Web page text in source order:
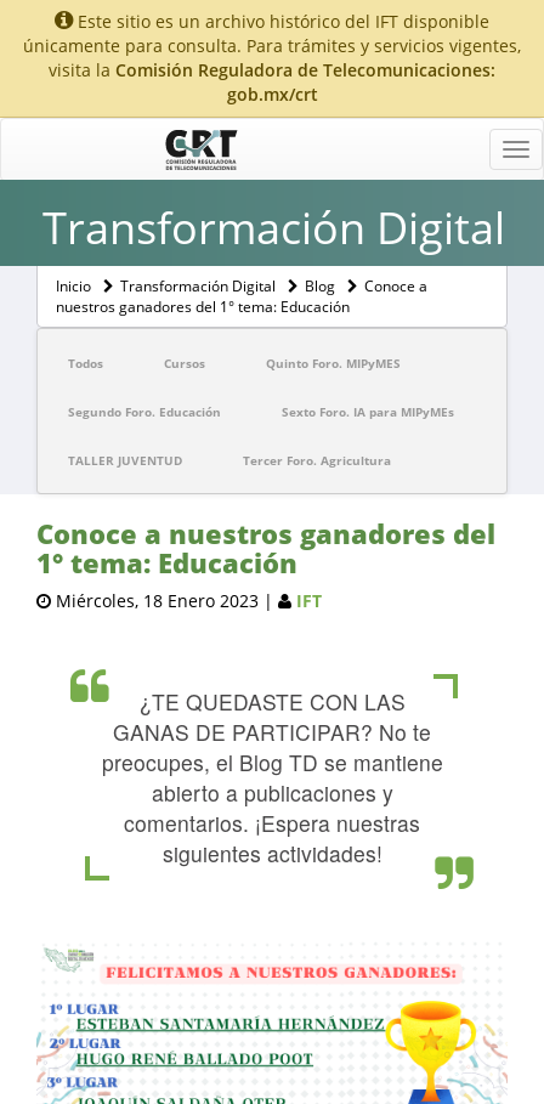
Este sitio es un archivo histórico del IFT disponible
únicamente para consulta. Para trámites y servicios vigentes,
visita la Comisión Reguladora de Telecomunicaciones:
gob.mx/crt
Transformación Digital
Inicio Transformación Digital Blog
Conoce a
nuestros ganadores del 1° tema: Educación
Todos Cursos Quinto Foro. MIPyMES
Segundo Foro. Educación Sexto Foro. IA para MIPyMEs
TALLER JUVENTUD Tercer Foro. Agricultura
Conoce a nuestros ganadores del
1° tema: Educación
Miércoles, 18 Enero 2023 | IFT
¿TE QUEDASTE CON LAS
GANAS DE PARTICIPAR? No te
preocupes, el Blog TD se mantiene
abierto a publicaciones y
comentarios. ¡Espera nuestras
siguientes actividades!